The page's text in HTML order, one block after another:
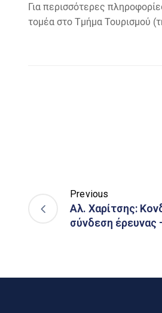
Για περισσότερες
τομέα στο Τμήμα Τουρισμού
Previous
Αλ. Χαρίτσης:
σύνδεση έρευνας